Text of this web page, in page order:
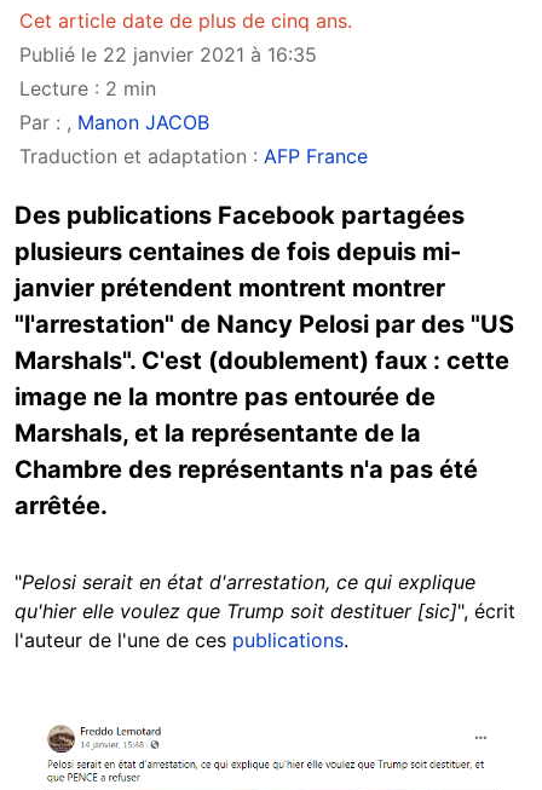
Cet article date de plus de cinq ans.
Publié le 22 janvier 2021 à 16:35
Lecture : 2 min
Par : , Manon JACOB
Traduction et adaptation : AFP France
Des publications Facebook partagées
plusieurs centaines de fois depuis mi-
janvier prétendent montrent montrer
"l'arrestation" de Nancy Pelosi par des "US
Marshals". C'est (doublement) faux : cette
image ne la montre pas entourée de
Marshals, et la représentante de la
Chambre des représentants n'a pas été
arrêtée.
"Pelosi serait en état d'arrestation, ce qui explique
qu'hier elle voulez que Trump soit destituer [sic]", écrit
l'auteur de l'une de ces publications.
Image